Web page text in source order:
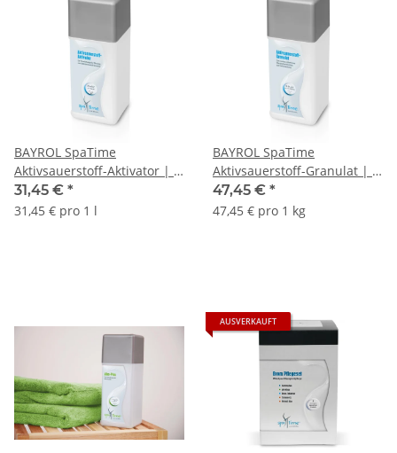
BAYROL SpaTime
Aktivsauerstoff-Aktivator | 1
L Flasche
31,45 € *
31,45 € pro 1 l
BAYROL SpaTime
Aktivsauerstoff-Granulat | 1
kg Flasche
47,45 € *
47,45 € pro 1 kg
AUSVERKAUFT